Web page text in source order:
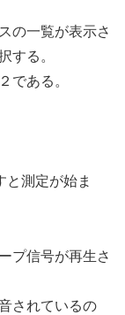
の一覧が表示さ
する。
である。
と測定が始ま
プ信号が再生さ
されているの